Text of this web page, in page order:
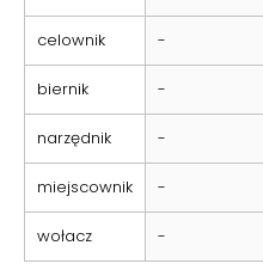
celownik -
biernik -
narzędnik -
miejscownik -
wołacz -